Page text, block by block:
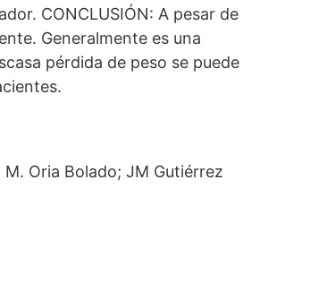
CONCLUSIÓN: A pesar de
Generalmente es una
pérdida de peso se puede
Oria Bolado; JM Gutiérrez